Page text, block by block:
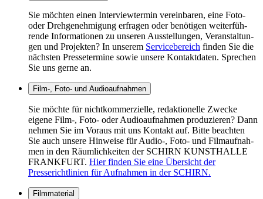
Sie möch­ten einen Inter­view­ter­min verein­ba­ren, eine Foto-
oder Dreh­ge­neh­mi­gung erfra­gen oder benö­ti­gen weiter­füh­
rende Infor­ma­tio­nen zu unse­ren Ausstel­lun­gen, Veran­stal­tun­
gen und Projek­ten? In unse­rem Service­be­reich finden Sie die
nächs­ten Pres­se­ter­mine sowie unsere Kontakt­da­ten. Spre­chen
Sie uns gerne an.
Film-, Foto- und Audioaufnahmen
Sie möchte für nichtkommerzielle, redaktionelle Zwecke
eigene Film-, Foto- oder Audioaufnahmen produzieren? Dann
nehmen Sie im Voraus mit uns Kontakt auf. Bitte beach­ten
Sie auch unsere Hinweise für Audio-, Foto- und Film­auf­nah­
men in den Räum­lich­kei­ten der SCHIRN KUNSTHALLE
FRANKFURT. Hier finden Sie eine Übersicht der
Presserichtlinien für Aufnahmen in der SCHIRN.
Filmmaterial